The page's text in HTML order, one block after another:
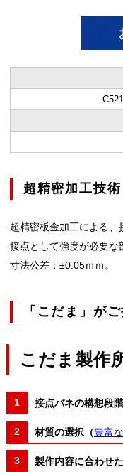
超精密加工技術
超精密板金加工による、
接点として強度が必要な
寸法公差：±0.05ｍｍ。
「こだま」が
こだま製作
接点バネの構想段
材質の選択（豊富
製作内容に合わせ